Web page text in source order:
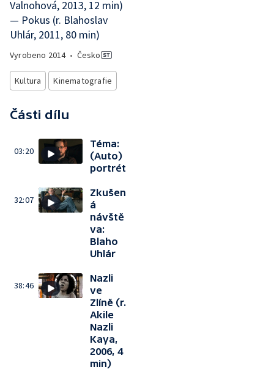
Valnohová, 2013, 12 min)
— Pokus (r. Blahoslav
Uhlár, 2011, 80 min)
Vyrobeno 2014• Česko
Kultura Kinematografie
Části dílu
03:20
Téma:
(Auto)
portrét
32:07
Zkušen
á
návště
va:
Blaho
Uhlár
38:46
Nazli
ve
Zlíně (r.
Akile
Nazli
Kaya,
2006, 4
min)